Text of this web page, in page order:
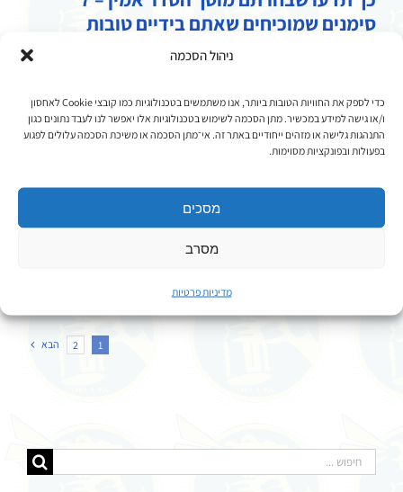
ניהול הסכמה
כדי לספק את החוויות הטובות ביותר, אנו משתמשים בטכנולוגיות כמו קובצי Cookie לאחסון
ו/או גישה למידע במכשיר. מתן הסכמה לשימוש בטכנולוגיות אלו יאפשר לנו לעבד נתונים כגון
התנהגות גלישה או מזהים ייחודיים באתר זה. אי־מתן הסכמה או משיכת הסכמה עלולים לפגוע
בפעולות ובפונקציות מסוימות.
מסכים
מסרב
מדיניות פרטיות
סימנים שמוכיחים שאתם בידיים טובות
כשקורה משהו שדורש תיקון, הבחירה במוסך הנכון עושה את
כל ההבדל. גם אם קיבלתם רשימת מוסכי הסדר מחברת
הביטוח, לא כל מוסך הסדר שווה באיכותו או בשירות שלו. אז
ברורים שמצביעים על מוסך הסדר אמין, ...
1
2 הבא
חיפוש...